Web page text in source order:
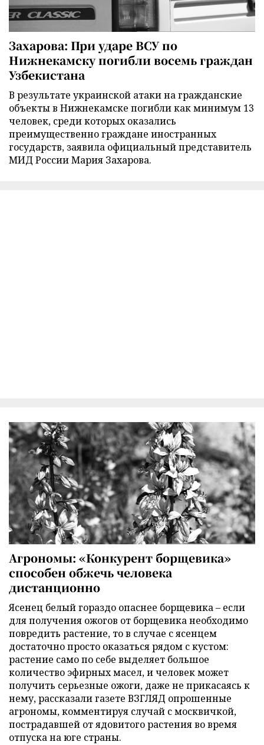
Захарова: При ударе ВСУ по
Нижнекамску погибли восемь граждан
Узбекистана
В результате украинской атаки на гражданские
объекты в Нижнекамске погибли как минимум 13
человек, среди которых оказались
преимущественно граждане иностранных
государств, заявила официальный представитель
МИД России Мария Захарова.
Агрономы: «Конкурент борщевика»
способен обжечь человека
дистанционно
Ясенец белый гораздо опаснее борщевика – если
для получения ожогов от борщевика необходимо
повредить растение, то в случае с ясенцем
достаточно просто оказаться рядом с кустом:
растение само по себе выделяет большое
количество эфирных масел, и человек может
получить серьезные ожоги, даже не прикасаясь к
нему, рассказали газете ВЗГЛЯД опрошенные
агрономы, комментируя случай с москвичкой,
пострадавшей от ядовитого растения во время
отпуска на юге страны.